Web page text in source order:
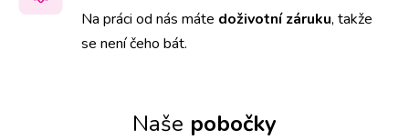
Na práci od nás máte doživotní záruku, takže
se není čeho bát.
Naše pobočky